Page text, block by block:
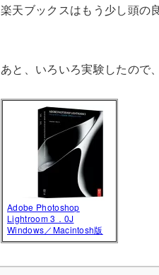
楽天ブックスはもう少し頭の
あと、いろいろ実験したので
Adobe Photoshop
Lightroom 3．0J
Windows／Macintosh版